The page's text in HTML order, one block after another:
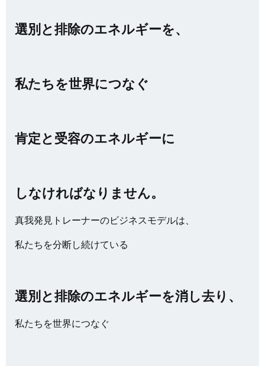
選別と排除のエネルギーを、
私たちを世界につなぐ
肯定と受容のエネルギーに
しなければなりません。
真我発見トレーナーのビジネスモデルは、
私たちを分断し続けている
選別と排除のエネルギーを消し去り、
私たちを世界につなぐ